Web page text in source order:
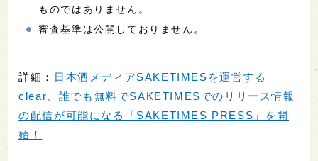
ものではありません。
審査基準は公開しておりません。
詳細：
日本酒メディアSAKETIMESを運営する
clear、誰でも無料でSAKETIMESでのリリース情報
の配信が可能になる「SAKETIMES PRESS」を開
始！